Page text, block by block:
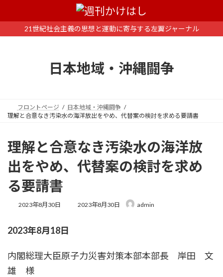
ン
ー
21世紀社会主義の思想と運動に寄与する左翼ジャーナル
日本地域・沖縄闘争
フロントページ
日本地域・沖縄闘争
理解と合意なき汚染水の海洋放出をやめ、代替案の検討を求める要請書
理解と合意なき汚染水の海洋放
出をやめ、代替案の検討を求め
る要請書
2023年8月30日
最
:
2023年8月30日 admin
2023年8月18日
内閣総理大臣原子力災害対策本部本部長 岸田 文
雄 様